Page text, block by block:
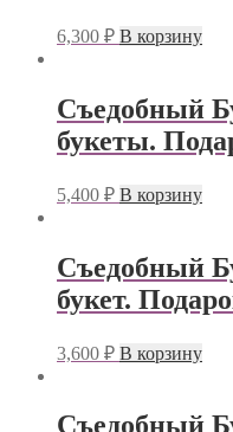
6,300 ₽ В корзину
Съедобный
букеты.
5,400 ₽ В корзину
Съедобный
букет.
3,600 ₽ В корзину
Съедобный